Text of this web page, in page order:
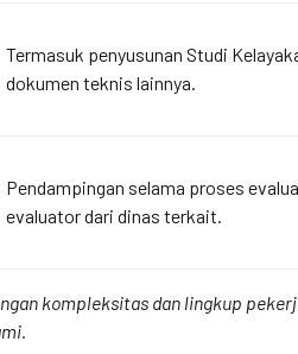
Termasuk penyusunan Studi
dokumen teknis lainnya.
Pendampingan selama proses
evaluator dari dinas terkait.
kompleksitas dan lingkup